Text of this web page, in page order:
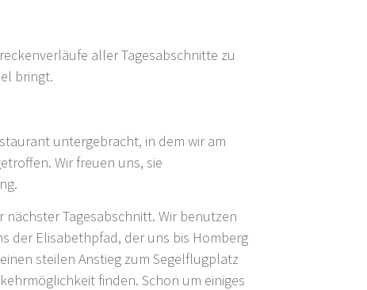
aller Tagesabschnitte zu
bringt.
untergebracht, in dem wir am
Wir freuen uns, sie
Tagesabschnitt. Wir benutzen
der Elisabethpfad, der uns bis Homberg
steilen Anstieg zum Segelflugplatz
finden. Schon um einiges